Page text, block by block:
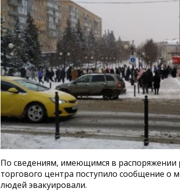
По сведениям, имеющимся в распоряжении
торгового центра поступило сообщение о
людей эвакуировали.